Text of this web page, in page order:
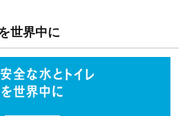
世界中に